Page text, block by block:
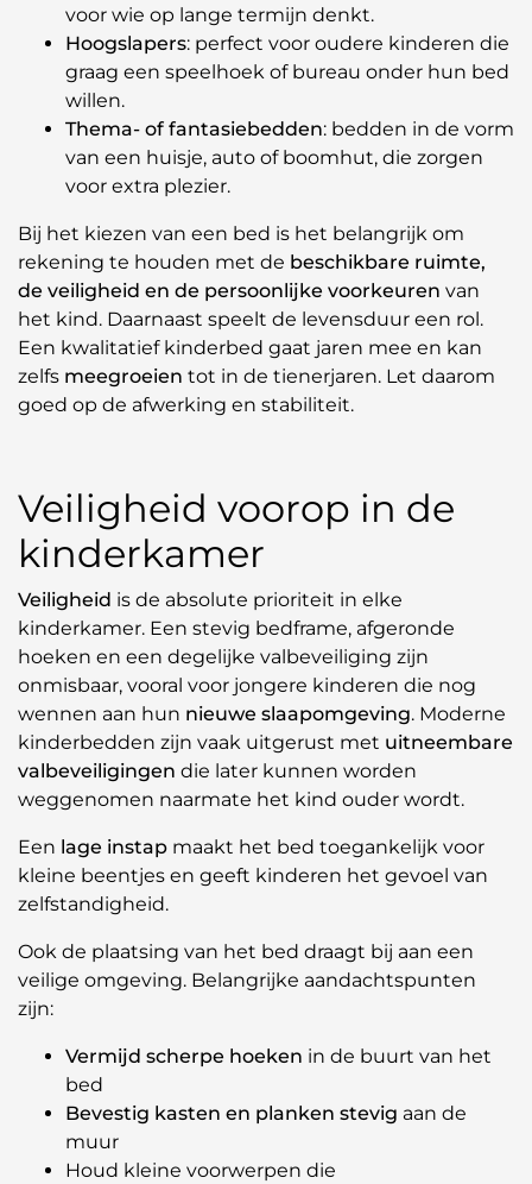
voor wie op lange termijn denkt.
Hoogslapers: perfect voor oudere kinderen die
graag een speelhoek of bureau onder hun bed
willen.
Thema- of fantasiebedden: bedden in de vorm
van een huisje, auto of boomhut, die zorgen
voor extra plezier.
Bij het kiezen van een bed is het belangrijk om
rekening te houden met de beschikbare ruimte,
de veiligheid en de persoonlijke voorkeuren van
het kind. Daarnaast speelt de levensduur een rol.
Een kwalitatief kinderbed gaat jaren mee en kan
zelfs meegroeien tot in de tienerjaren. Let daarom
goed op de afwerking en stabiliteit.
Veiligheid voorop in de
kinderkamer
Veiligheid is de absolute prioriteit in elke
kinderkamer. Een stevig bedframe, afgeronde
hoeken en een degelijke valbeveiliging zijn
onmisbaar, vooral voor jongere kinderen die nog
wennen aan hun nieuwe slaapomgeving. Moderne
kinderbedden zijn vaak uitgerust met uitneembare
valbeveiligingen die later kunnen worden
weggenomen naarmate het kind ouder wordt.
Een lage instap maakt het bed toegankelijk voor
kleine beentjes en geeft kinderen het gevoel van
zelfstandigheid.
Ook de plaatsing van het bed draagt bij aan een
veilige omgeving. Belangrijke aandachtspunten
zijn:
Vermijd scherpe hoeken in de buurt van het
bed
Bevestig kasten en planken stevig aan de
muur
Houd kleine voorwerpen die